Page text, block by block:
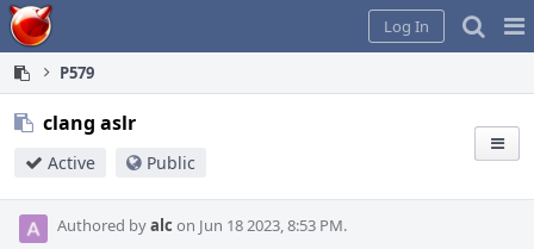
Home
Log In
P579
clang aslr
Active Public
Authored byalc on Jun 18 2023, 8:53 PM.